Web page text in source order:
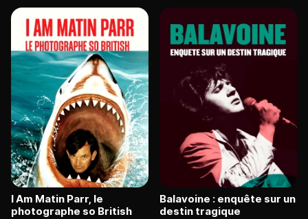
I Am Matin Parr, le
photographe so British
Balavoine : enquête sur un
destin tragique